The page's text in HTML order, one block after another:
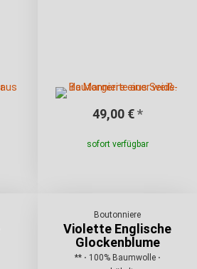
49,00 € *
sofort verfügbar
Boutonniere
Violette Englische
Glockenblume
** ⋅ 100% Baumwolle ⋅